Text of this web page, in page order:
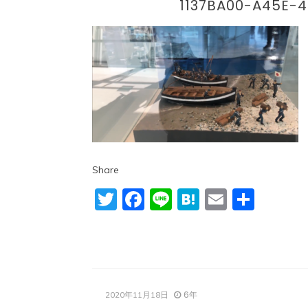
1137BA00-A45E-
Share
Twitter
Facebook
LineHatena
Email
2020年11月18日 6年